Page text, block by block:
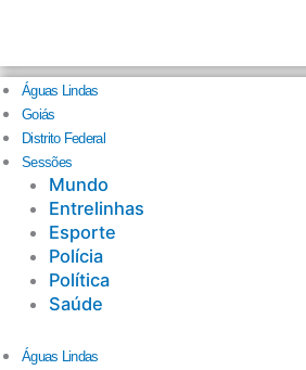
Águas Lindas
Goiás
Distrito Federal
Sessões
Mundo
Entrelinhas
Esporte
Polícia
Política
Saúde
Águas Lindas